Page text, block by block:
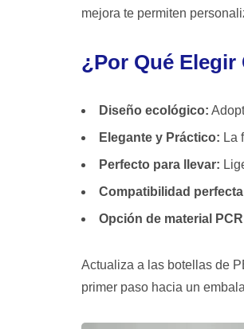
mejora te permiten
¿Por Qué Elegir
Diseño ecológico:
Elegante y Práctico: La
Perfecto para llevar:
Compatibilidad
Opción de material
Actualiza a las botellas de
primer paso hacia un